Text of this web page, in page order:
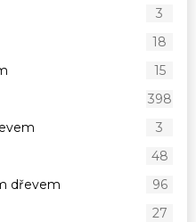
3
18
15
398
3
48
dřevem
96
27